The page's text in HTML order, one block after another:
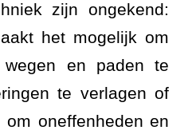
zijn ongekend:
het mogelijk om
wegen en paden te
te verlagen of
oneffenheden en